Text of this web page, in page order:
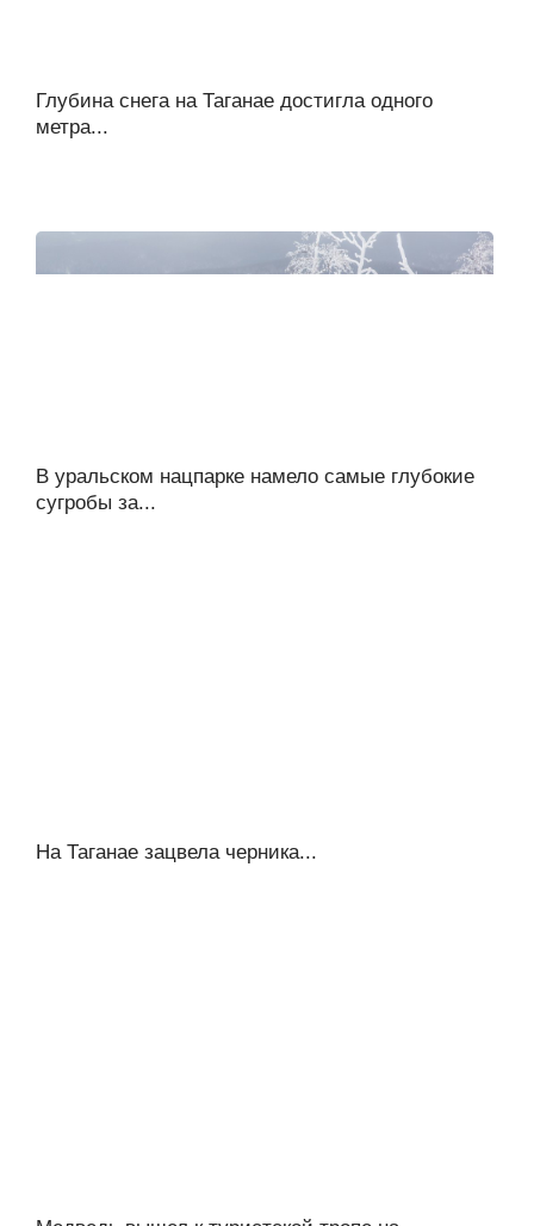
Глубина снега на Таганае достигла одного
метра...
В уральском нацпарке намело самые глубокие
сугробы за...
На Таганае зацвела черника...